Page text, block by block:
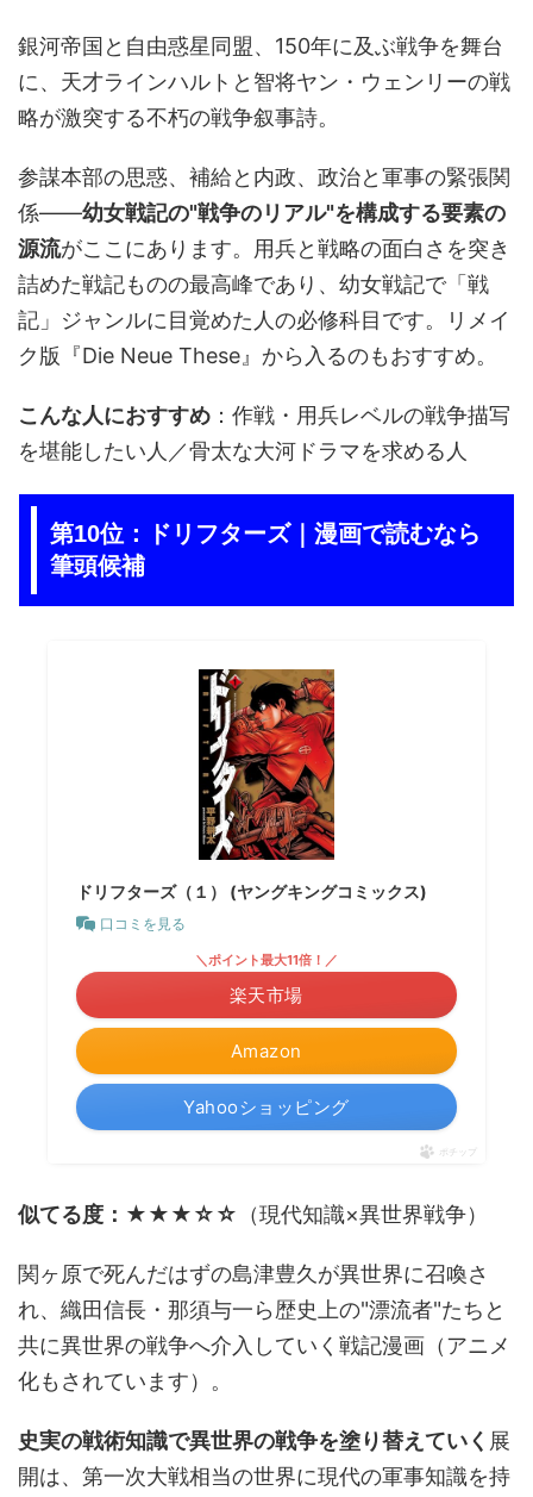
銀河帝国と自由惑星同盟、150年に及ぶ戦争を舞台
に、天才ラインハルトと智将ヤン・ウェンリーの戦
略が激突する不朽の戦争叙事詩。
参謀本部の思惑、補給と内政、政治と軍事の緊張関
係――幼女戦記の"戦争のリアル"を構成する要素の
源流がここにあります。用兵と戦略の面白さを突き
詰めた戦記ものの最高峰であり、幼女戦記で「戦
記」ジャンルに目覚めた人の必修科目です。リメイ
ク版『Die Neue These』から入るのもおすすめ。
こんな人におすすめ ：作戦・用兵レベルの戦争描写
を堪能したい人／骨太な大河ドラマを求める人
第10位：ドリフターズ｜漫画で読むなら
筆頭候補
ドリフターズ（１） (ヤングキングコミックス)
口コミを見る
Amazon
＼ポイント最大11倍！／
楽天市場
Yahooショッピング
ポチップ
似てる度：★★★☆☆ （現代知識×異世界戦争）
関ヶ原で死んだはずの島津豊久が異世界に召喚さ
れ、織田信長・那須与一ら歴史上の"漂流者"たちと
共に異世界の戦争へ介入していく戦記漫画（アニメ
化もされています）。
史実の戦術知識で異世界の戦争を塗り替えていく 展
開は、第一次大戦相当の世界に現代の軍事知識を持